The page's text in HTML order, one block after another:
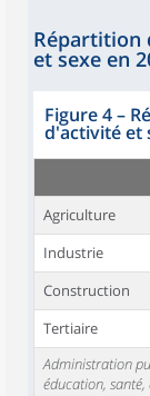
Répartition
et sexe en
Figure 4–
d'activité et
Agriculture
Industrie
Construction
Tertiaire
Administration
éducation,